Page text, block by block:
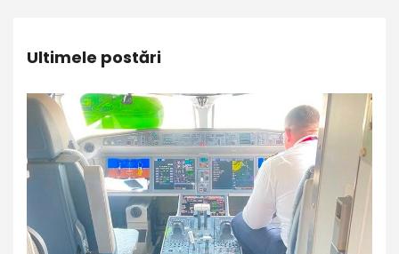
Ultimele postări